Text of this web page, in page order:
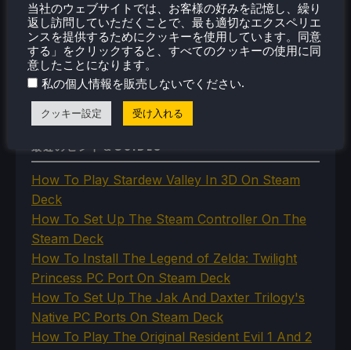
Steam Machine
SteamOS
The Unsupported Report
Uncategorized
Uncategorized
VR
最近のヒント＆GUIDES
How To Play Stardew Valley In 3D On Steam
Deck
How To Set Up The Steam Controller On The
Steam Deck
How To Install The Legend of Zelda: Twilight
Princess PC Port On Steam Deck
How To Set Up The Jak And Daxter Trilogy's
Native PC Ports On Steam Deck
How To Play The Original Resident Evil 1 And 2
当社のウェブサイトでは、お客様の好みを記憶し、繰り
返し訪問していただくことで、最も適切なエクスペリエ
ンスを提供するためにクッキーを使用しています。同意
する」をクリックすると、すべてのクッキーの使用に同
意したことになります。
私の個人情報を販売しないでください.
クッキー設定 受け入れる